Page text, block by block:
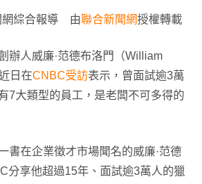
網綜合報導 由聯合新聞網授權轉載
辦人威廉·范德布洛門（William
日在CNBC受訪表示，曾面試逾3萬
7大類型的員工，是老闆不可多得的
書在企業徵才市場聞名的威廉·范德
分享他超過15年、面試逾3萬人的獵